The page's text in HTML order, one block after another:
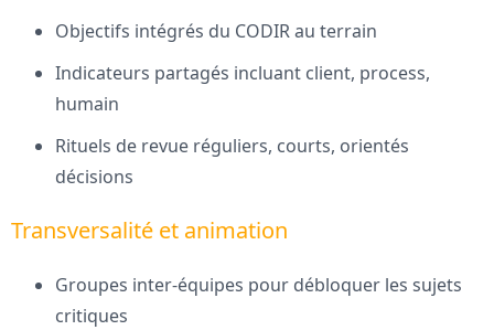
Objectifs intégrés du CODIR au terrain
Indicateurs partagés incluant client, process,
humain
Rituels de revue réguliers, courts, orientés
décisions
Transversalité et animation
Groupes inter-équipes pour débloquer les sujets
critiques